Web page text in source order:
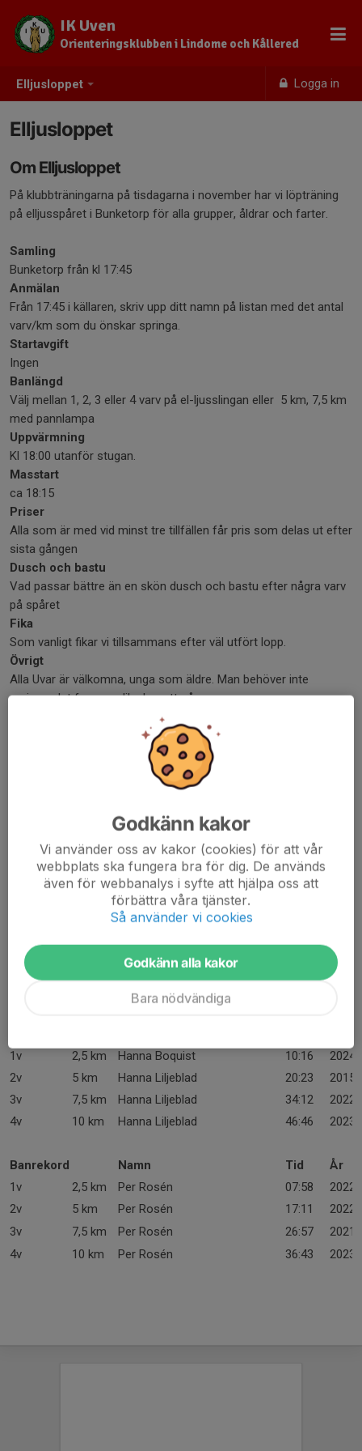
Elljusloppet Logga in
IK Uven
Orienteringsklubben i Lindome och Kållered
Elljusloppet
Om Elljusloppet
På klubbträningarna på tisdagarna i november har vi löpträning
på elljusspåret i Bunketorp för alla grupper, åldrar och farter.
Samling
Bunketorp från kl 17:45
Anmälan
Från 17:45 i källaren, skriv upp ditt namn på listan med det antal
varv/km som du önskar springa.
Startavgift
Ingen
Banlängd
Välj mellan 1, 2, 3 eller 4 varv på el-ljusslingan eller 5 km, 7,5 km
med pannlampa
Uppvärmning
Kl 18:00 utanför stugan.
Masstart
ca 18:15
Priser
Alla som är med vid minst tre tillfällen får pris som delas ut efter
sista gången
Dusch och bastu
Vad passar bättre än en skön dusch och bastu efter några varv
på spåret
Fika
Som vanligt fikar vi tillsammans efter väl utfört lopp.
Övrigt
Alla Uvar är välkomna, unga som äldre. Man behöver inte
springa, det fungerar lika bra att gå.
Resultat Elljusloppet
statistiken från alla år med Elljusloppet
1v
2,5 km Hanna Boquist 10:16
2024
2v
5 km Hanna Liljeblad 20:23
2015
3v
7,5 km Hanna Liljeblad 34:12
2022
4v
10 km Hanna Liljeblad 46:46 2023
Banrekord Namn Tid
År
1v
2,5 km Per Rosén 07:58
2022
2v
5 km Per Rosén 17:11
2022
3v
7,5 km Per Rosén 26:57
2021
4v
10 km Per Rosén 36:43 2023
Godkänn kakor
Vi använder oss av kakor (cookies) för att vår
webbplats ska fungera bra för dig. De används
även för webbanalys i syfte att hjälpa oss att
förbättra våra tjänster.
Så använder vi cookies
Godkänn alla kakor
Bara nödvändiga